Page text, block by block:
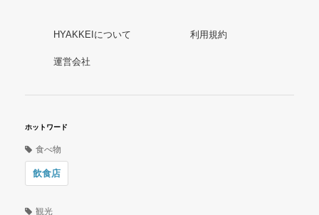
HYAKKEIについて 利用規約
運営会社
ホットワード
食べ物
飲食店
観光